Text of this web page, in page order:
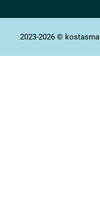
2023-2026 ©